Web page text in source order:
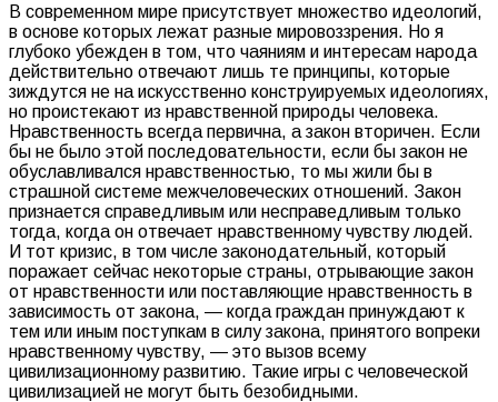
В современном мире присутствует множество идеологий,
в основе которых лежат разные мировоззрения. Но я
глубоко убежден в том, что чаяниям и интересам народа
действительно отвечают лишь те принципы, которые
зиждутся не на искусственно конструируемых идеологиях,
но проистекают из нравственной природы человека.
Нравственность всегда первична, а закон вторичен. Если
бы не было этой последовательности, если бы закон не
обуславливался нравственностью, то мы жили бы в
страшной системе межчеловеческих отношений. Закон
признается справедливым или несправедливым только
тогда, когда он отвечает нравственному чувству людей.
И тот кризис, в том числе законодательный, который
поражает сейчас некоторые страны, отрывающие закон
от нравственности или поставляющие нравственность в
зависимость от закона, — когда граждан принуждают к
тем или иным поступкам в силу закона, принятого вопреки
нравственному чувству, — это вызов всему
цивилизационному развитию. Такие игры с человеческой
цивилизацией не могут быть безобидными.